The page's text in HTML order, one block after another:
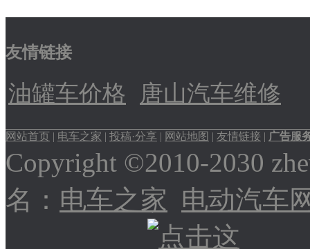
友情链接
油罐车价格 唐山汽车维修
网站首页 | 电车之家 | 投稿·分享 | 网站地图 | 友情链接 | 广告服
Copyright ©2010-2030
名： 电车之家 电动汽车